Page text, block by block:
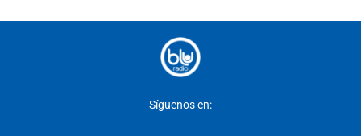
Síguenos en: